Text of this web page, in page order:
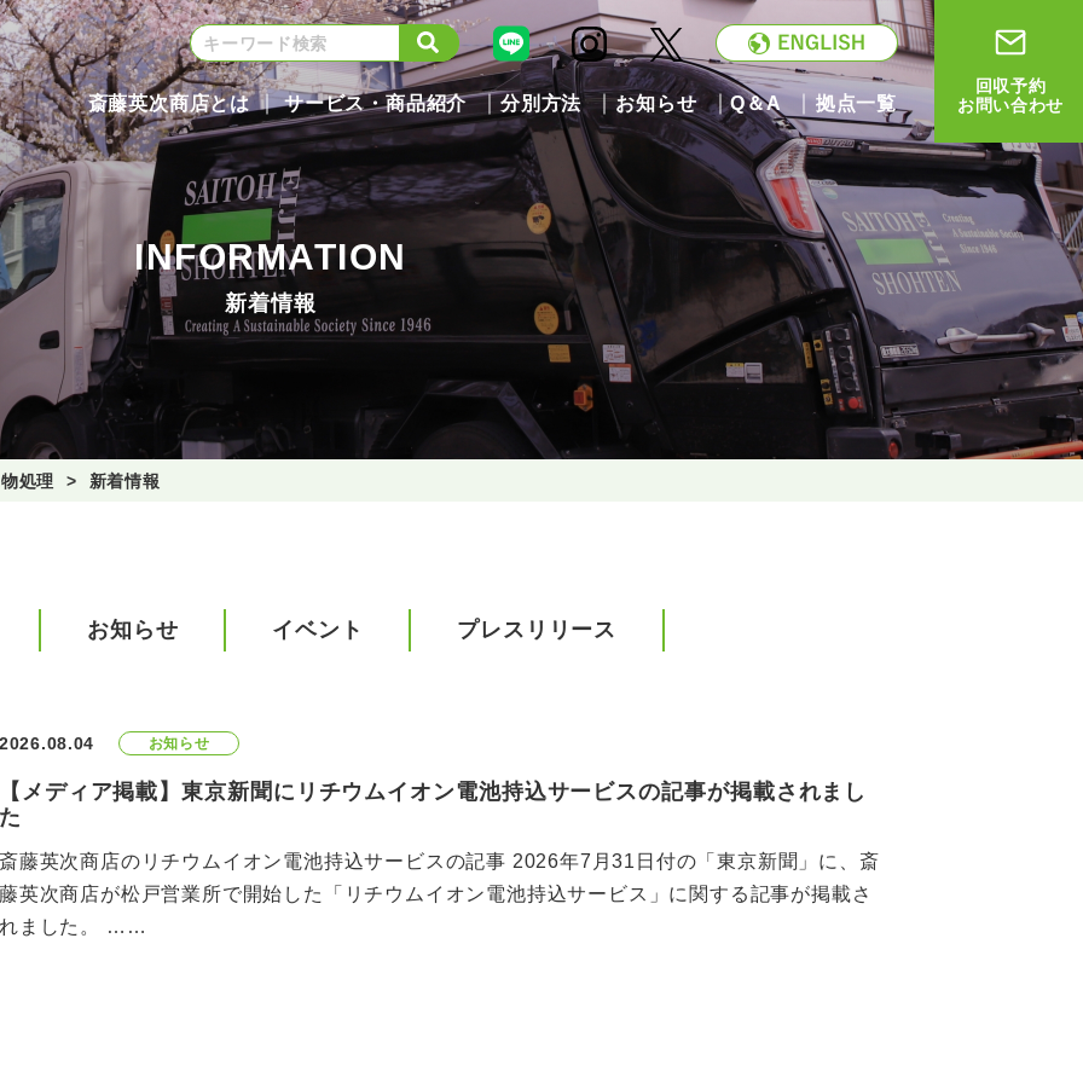
斎藤英次商店とは サービス・商品紹介 分別方法 お知らせ Q＆A 拠点一覧
回収予約
お問い合わせ
INFORMATION
新着情報
処理 新着情報
お知らせ イベント プレスリリース
2026.08.04 お知らせ
【メディア掲載】東京新聞にリチウムイオン電池持込サービスの記事が掲載されまし
た
斎藤英次商店のリチウムイオン電池持込サービスの記事 2026年7月31日付の「東京新聞」に、斎
藤英次商店が松戸営業所で開始した「リチウムイオン電池持込サービス」に関する記事が掲載さ
れました。 ……